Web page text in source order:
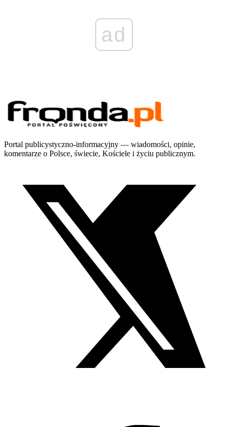
ad
Portal publicystyczno-informacyjny — wiadomości, opinie,
komentarze o Polsce, świecie, Kościele i życiu publicznym.